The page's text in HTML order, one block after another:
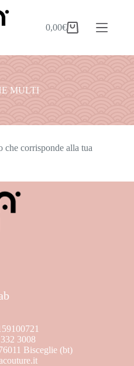
0,00€
MULTI
che corrisponde alla tua
3008
Bisceglie (bt)